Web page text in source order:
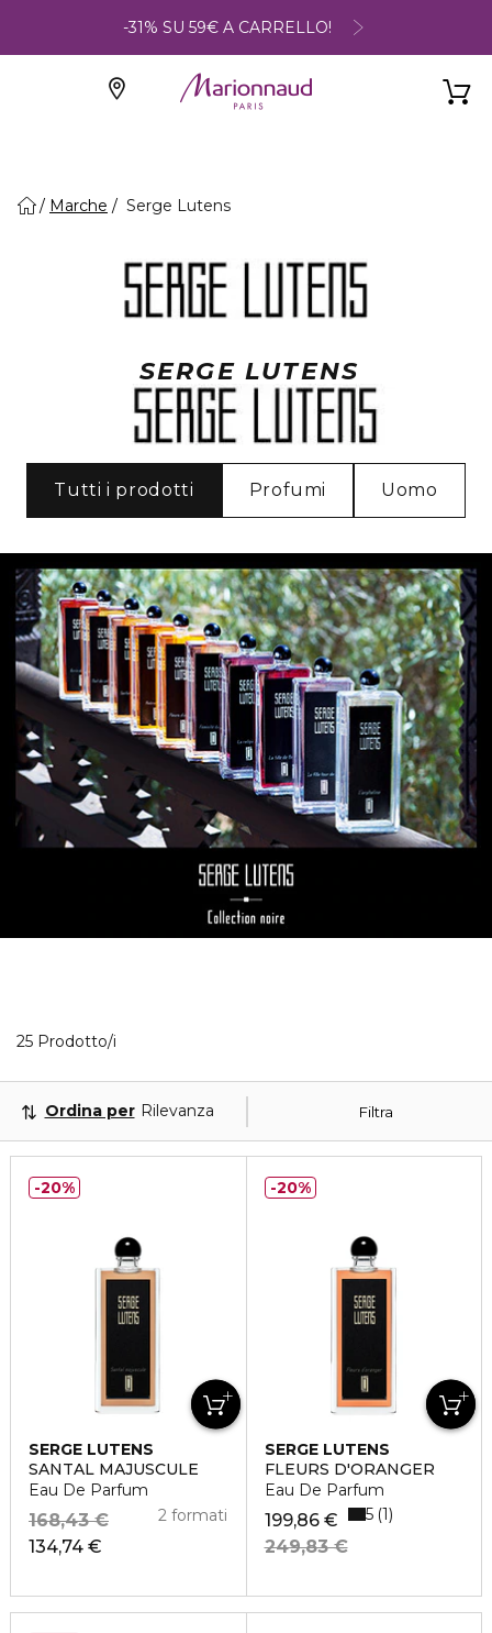
-31% SU 59€ A CARRELLO!
Marche Serge Lutens
SERGE LUTENS
Tutti i prodotti Profumi Uomo
25 Prodotto/i
Filtra
Ordina per Rilevanza
SERGE LUTENS
SANTAL MAJUSCULE
Eau De Parfum
134,74 €
168,43 € 2 formati
20%
SERGE LUTENS
FLEURS D'ORANGER
Eau De Parfum
199,86 €
249,83 €
5 1
20%